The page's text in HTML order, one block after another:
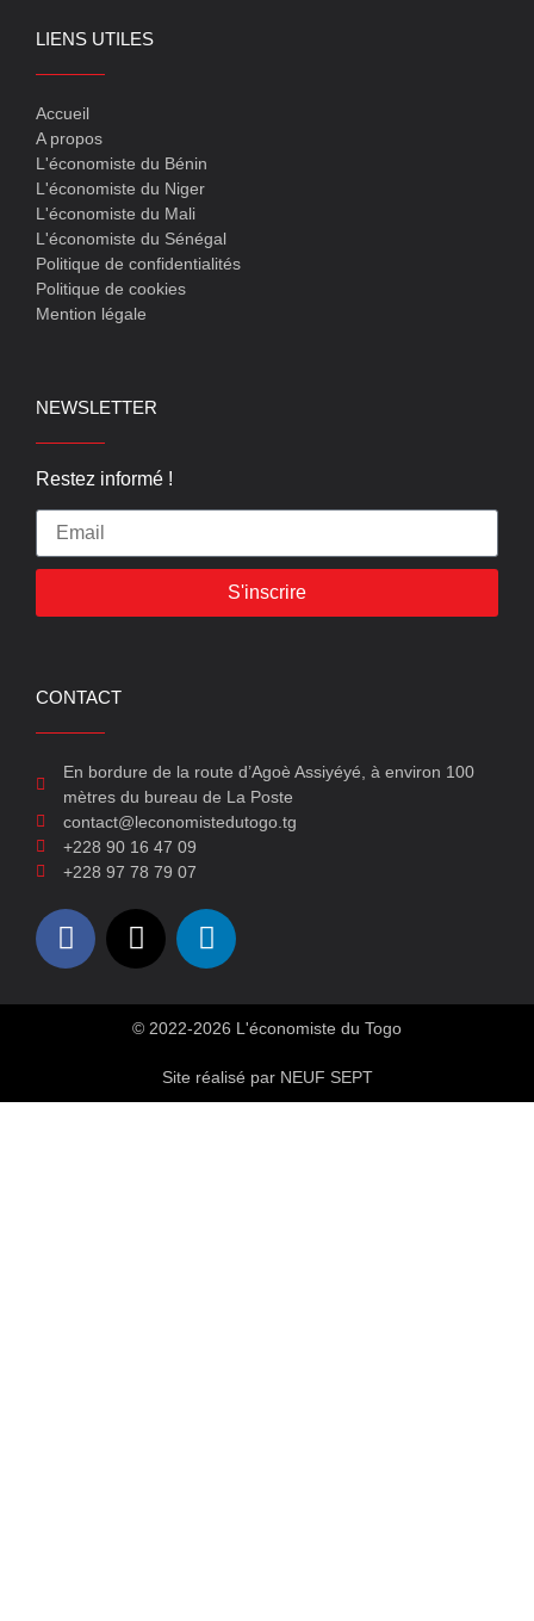
LIENS UTILES
Accueil
A propos
L'économiste du Bénin
L'économiste du Niger
L'économiste du Mali
L'économiste du Sénégal
Politique de confidentialités
Politique de cookies
Mention légale
NEWSLETTER
Restez informé !
S'inscrire
CONTACT
En bordure de la route d’Agoè Assiyéyé, à environ 100
mètres du bureau de La Poste
contact@leconomistedutogo.tg
+228 90 16 47 09
+228 97 78 79 07
© 2022-2026 L'économiste du Togo
Site réalisé par NEUF SEPT